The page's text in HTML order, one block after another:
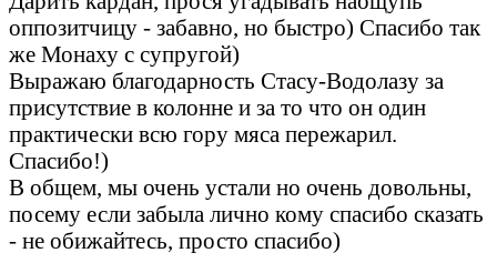
оппозитчицу - забавно, но быстро) Спасибо так
же Монаху с супругой)
Выражаю благодарность Стасу-Водолазу за
присутствие в колонне и за то что он один
практически всю гору мяса пережарил.
Спасибо!)
В общем, мы очень устали но очень довольны,
посему если забыла лично кому спасибо сказать
- не обижайтесь, просто спасибо)